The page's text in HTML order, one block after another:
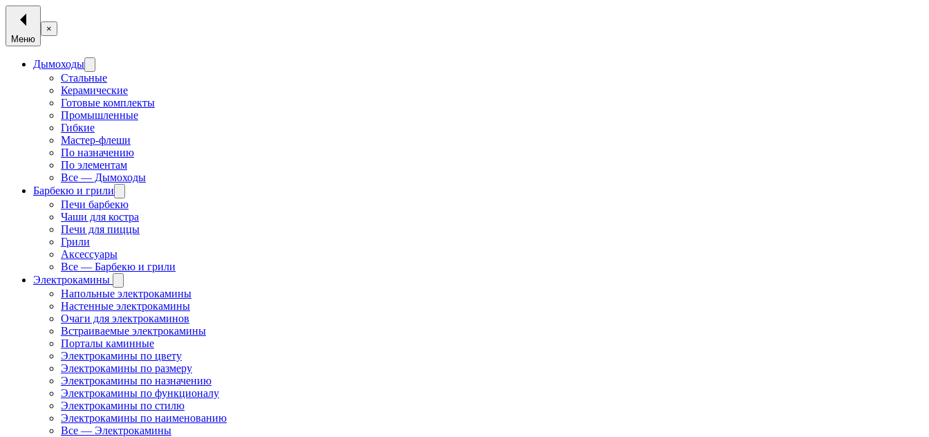
Меню
×
Дымоходы
Стальные
Керамические
Готовые комплекты
Промышленные
Гибкие
Мастер-флеши
По назначению
По элементам
Все — Дымоходы
Барбекю и грили
Печи барбекю
Чаши для костра
Печи для пиццы
Грили
Аксессуары
Все — Барбекю и грили
Электрокамины
Напольные электрокамины
Настенные электрокамины
Очаги для электрокаминов
Встраиваемые электрокамины
Порталы каминные
Электрокамины по цвету
Электрокамины по размеру
Электрокамины по назначению
Электрокамины по функционалу
Электрокамины по стилю
Электрокамины по наименованию
Все — Электрокамины